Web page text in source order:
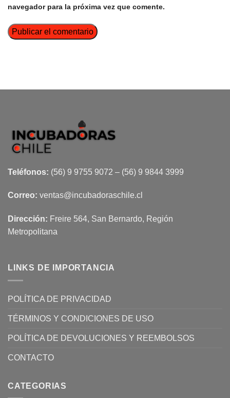
navegador para la próxima vez que comente.
Teléfonos: (56) 9 9755 9072 – (56) 9 9844 3999
Correo: ventas@incubadoraschile.cl
Dirección: Freire 564, San Bernardo, Región
Metropolitana
LINKS DE IMPORTANCIA
POLÍTICA DE PRIVACIDAD
TÉRMINOS Y CONDICIONES DE USO
POLÍTICA DE DEVOLUCIONES Y REEMBOLSOS
CONTACTO
CATEGORIAS